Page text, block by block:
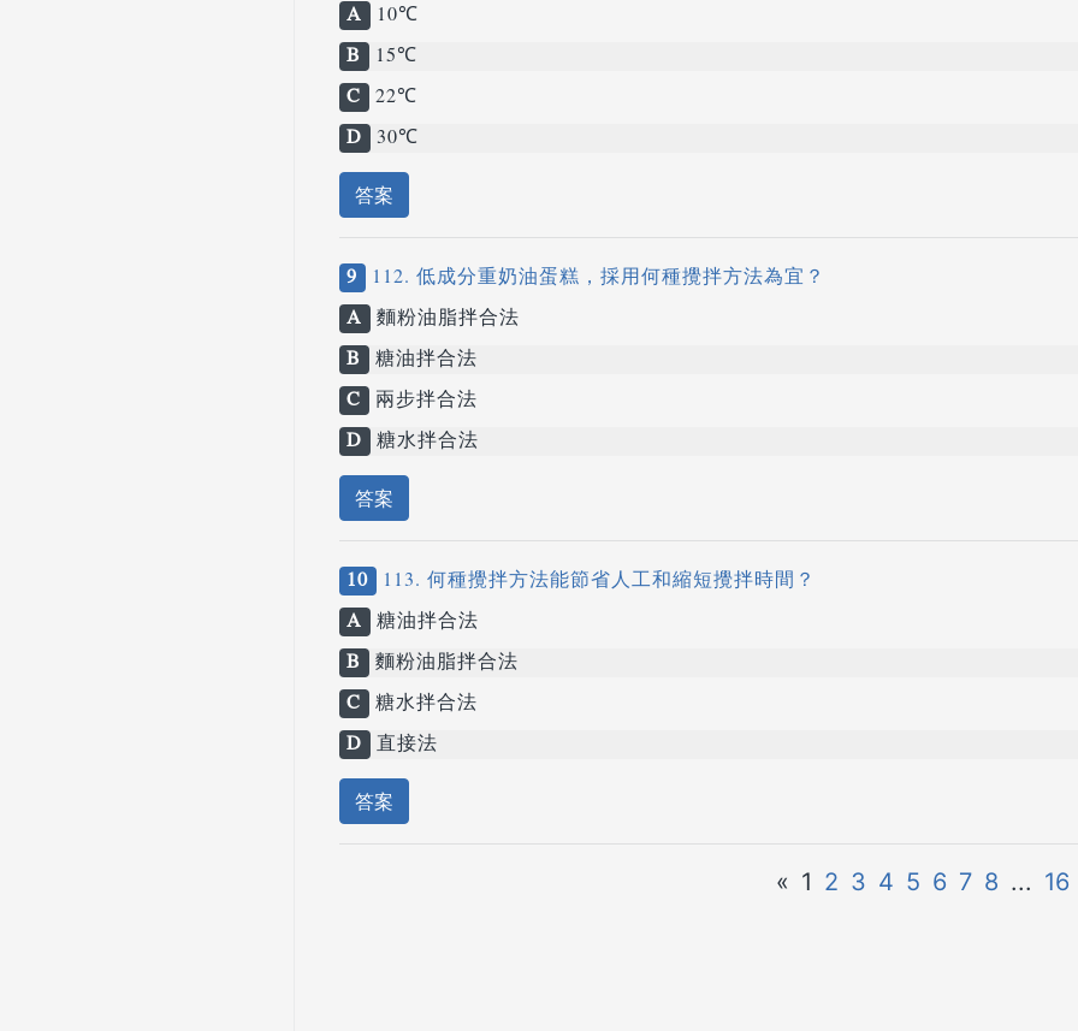
A
10℃
B
15℃
C 22℃
D 30℃
答案
9
112. 低成分重奶油蛋糕，採用何種攪拌方法為宜？
A 麵粉油脂拌合法
B 糖油拌合法
C 兩步拌合法
D 糖水拌合法
答案
10 113. 何種攪拌方法能節省人工和縮短攪拌時間？
A 糖油拌合法
B 麵粉油脂拌合法
C 糖水拌合法
D 直接法
答案
« 1 2 3 4 5 6 7 8 ... 16